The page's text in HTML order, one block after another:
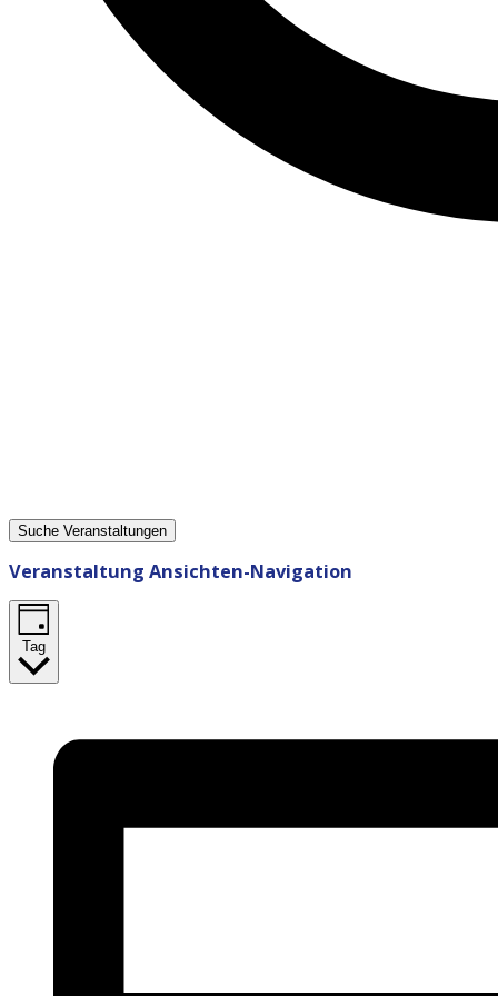
Suche Veranstaltungen
Veranstaltung Ansichten-Navigation
Tag